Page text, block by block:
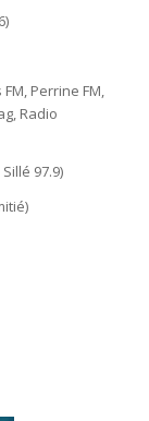
Perrine FM,
Radio
97.9)